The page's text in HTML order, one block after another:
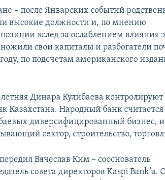
– после Январских событий
высокие должности и, по мнению
вслед за ослаблением влияния
свои капиталы и разбогатели
по подсчетам американского
Динара Кулибаева контролируют
Казахстана. Народный банк
диверсифицированный бизнес,
сектор, строительство,
Вячеслав Ким – сооснователь
совета директоров Kaspi Bank’а.